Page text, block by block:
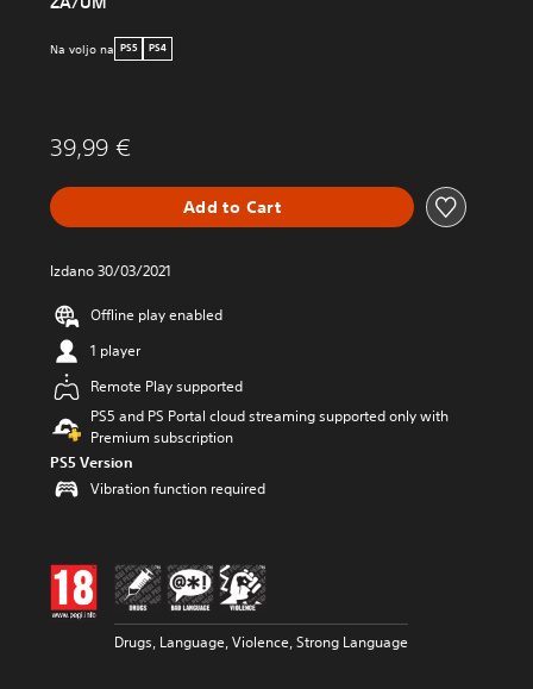
Na voljo na PS5 PS4
39,99 €
Add to Cart
Izdano 30/03/2021
Offline play enabled
1 player
Remote Play supported
PS5 and PS Portal cloud streaming supported only with
Premium subscription
PS5 Version
Vibration function required
Drugs, Language, Violence, Strong Language